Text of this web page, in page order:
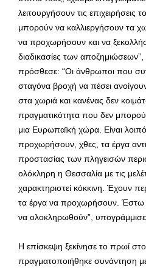
λειτουργήσουν τις
μπορούν να καλλιεργήσουν τα
να προχωρήσουν και να
διαδικασίες των αποζημιώσεων”,
πρόσθεσε: “Οι άνθρωποι που
σταγόνα βροχή να πέσει
στα χωριά και κανένας δεν
πραγματικότητα που δεν
μια Ευρωπαϊκή χώρα. Είναι
προχωρήσουν, χθες, τα έργα
προστασίας των πληγεισών
ολόκληρη η Θεσσαλία με τις
χαρακτηριστεί κόκκινη. Έχουν
τα έργα να προχωρήσουν. Έστω
να ολοκληρωθούν”, υπογράμμισε.
Η επίσκεψη ξεκίνησε το πρωί
πραγματοποιήθηκε συνάντηση